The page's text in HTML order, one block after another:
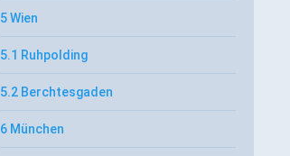
5 Wien
5.1 Ruhpolding
5.2 Berchtesgaden
6 München